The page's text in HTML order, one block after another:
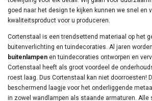
goed naar het design te kijken kunnen we snel en
kwaliteitsproduct voor u produceren.
Cortenstaal is een trendsettend materiaal op het
buitenverlichting en tuindecoraties. Al jaren
buitenlampen en tuindecoraties ontworpen en
Cortenstaal
heeft als groot voordeel de
roest laag. Dus Cortenstaal kan niet doorroesten!
beschermend laagje voor het onderliggende
in zowel wandlampen als staande armaturen. Alle